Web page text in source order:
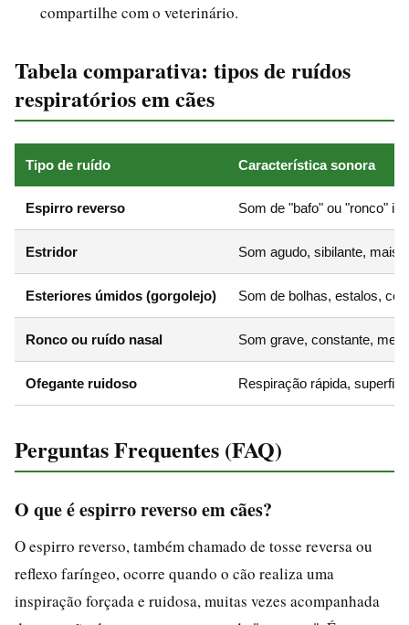
compartilhe com o veterinário.
Tabela comparativa: tipos de ruídos
respiratórios em cães
Tipo de ruído Característica sonora
Espirro reverso Som de "bafo" ou "ronco"
Estridor Som agudo, sibilante, mais
Esteriores úmidos (gorgolejo) Som de bolhas, estalos,
Ronco ou ruído nasal Som grave, constante,
Ofegante ruidoso Respiração rápida,
Perguntas Frequentes (FAQ)
O que é espirro reverso em cães?
O espirro reverso, também chamado de tosse reversa ou
reflexo faríngeo, ocorre quando o cão realiza uma
inspiração forçada e ruidosa, muitas vezes acompanhada